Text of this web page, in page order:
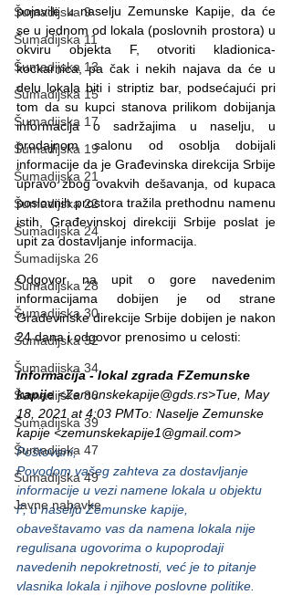
Šumadijska 9
Šumadijska 11
Šumadijska 13
Šumadijska 15
Šumadijska 17
Šumadijska 19
Šumadijska 21
Šumadijska 22
Šumadijska 24
Šumadijska 26
Šumadijska 28
Šumadijska 30
Šumadijska 32
Šumadijska 34
Šumadijska 36
Šumadijska 39
Šumadijska 47
Šumadijska 49
Javne nabavke
pojavile u naselju Zemunske Kapije, da će
se u jednom od lokala (poslovnih prostora) u
okviru objekta F, otvoriti kladionica-
kockarnica, pa čak i nekih najava da će u
delu lokala biti i striptiz bar, podsećajući pri
tom da su kupci stanova prilikom dobijanja
informacija o sadržajima u naselju, u
prodajnom salonu od osoblja dobijali
informacije da je Građevinska direkcija Srbije
upravo zbog ovakvih dešavanja, od kupaca
poslovnih prostora tražila prethodnu namenu
istih, Građevinskoj direkciji Srbije poslat je
upit za dostavljanje informacija.
Odgovor na upit o gore navedenim
informacijama dobijen je od strane
Građevinske direkcije Srbije dobijen je nakon
24 dana i odgovor prenosimo u celosti:
Informacija - lokal zgrada FZemunske
kapije <Zemunskekapije@gds.rs>Tue, May
18, 2021 at 4:03 PMTo: Naselje Zemunske
kapije <zemunskekapije1@gmail.com>
Poštovani,
Povodom vašeg zahteva za dostavljanje
informacije u vezi namene lokala u objektu
F, u naselju Zemunske kapije,
obaveštavamo vas da namena lokala nije
regulisana ugovorima o kupoprodaji
navedenih nepokretnosti, već je to pitanje
vlasnika lokala i njihove poslovne politike.